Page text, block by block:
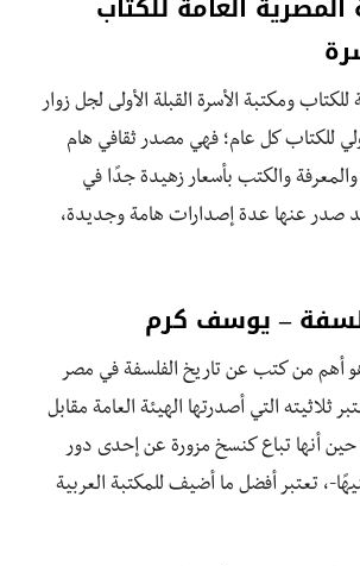
ومكتبة الأسرة القبلة الأولى لجل زوار
للكتاب كل عام؛ فهي مصدر ثقافي هام
والكتب بأسعار زهيدة جدًا في
صدر عنها عدة إصدارات هامة وجديدة،
أهم من كتب عن تاريخ الفلسفة في مصر
ثلاثيته التي أصدرتها الهيئة العامة مقابل
حين أنها تباع كنسخ مزورة عن إحدى دور
بمبلغ 90 جنيهًا-، تعتبر أفضل ما أضيف للمكتبة العربية